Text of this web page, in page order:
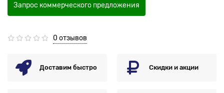
Запрос коммерческого предложения
0 отзывов
Доставим быстро Скидки и акции